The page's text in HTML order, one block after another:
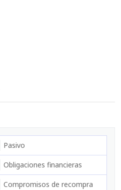
Pasivo
Obligaciones financieras
Compromisos de recompra